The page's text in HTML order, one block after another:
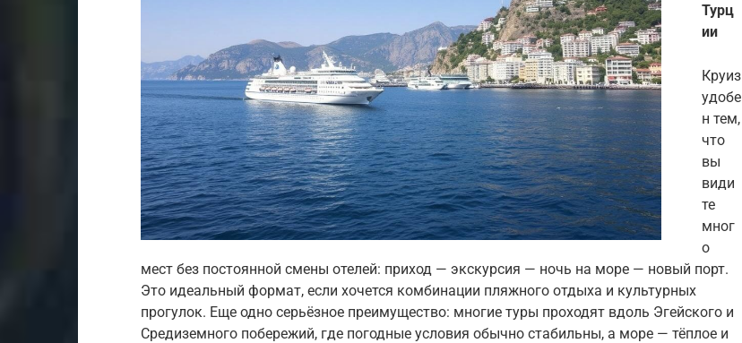
Турц
ии
Круиз
удобе
н тем,
что
вы
види
те
мног
о
мест без постоянной смены отелей: приход — экскурсия — ночь на море — новый порт.
Это идеальный формат, если хочется комбинации пляжного отдыха и культурных
прогулок. Еще одно серьёзное преимущество: многие туры проходят вдоль Эгейского и
Средиземного побережий, где погодные условия обычно стабильны, а море — тёплое и